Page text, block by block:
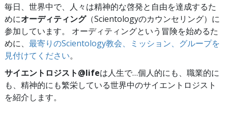
毎日、世界中で、人々は精神的な啓発と自由を達成するた
めにオーディティング（Scientologyのカウンセリング）に
参加しています。 オーディティングという冒険を始めるた
めに、 最寄りのScientology教会、ミッション、グループを
見付けてください。
サイエントロジスト@lifeは人生で…個人的にも、 職業的に
も、精神的にも繁栄している世界中のサイエントロジスト
を紹介します。